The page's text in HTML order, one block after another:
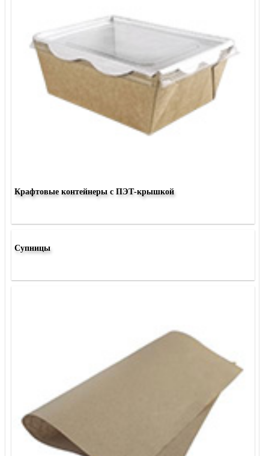
Крафтовые контейнеры с ПЭТ-крышкой
Супницы